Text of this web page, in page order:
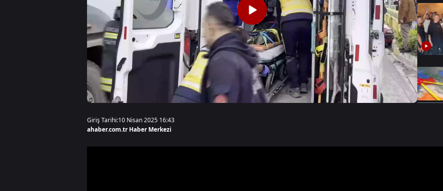
Giriş Tarihi:10 Nisan 2025 16:43
ahaber.com.tr Haber Merkezi